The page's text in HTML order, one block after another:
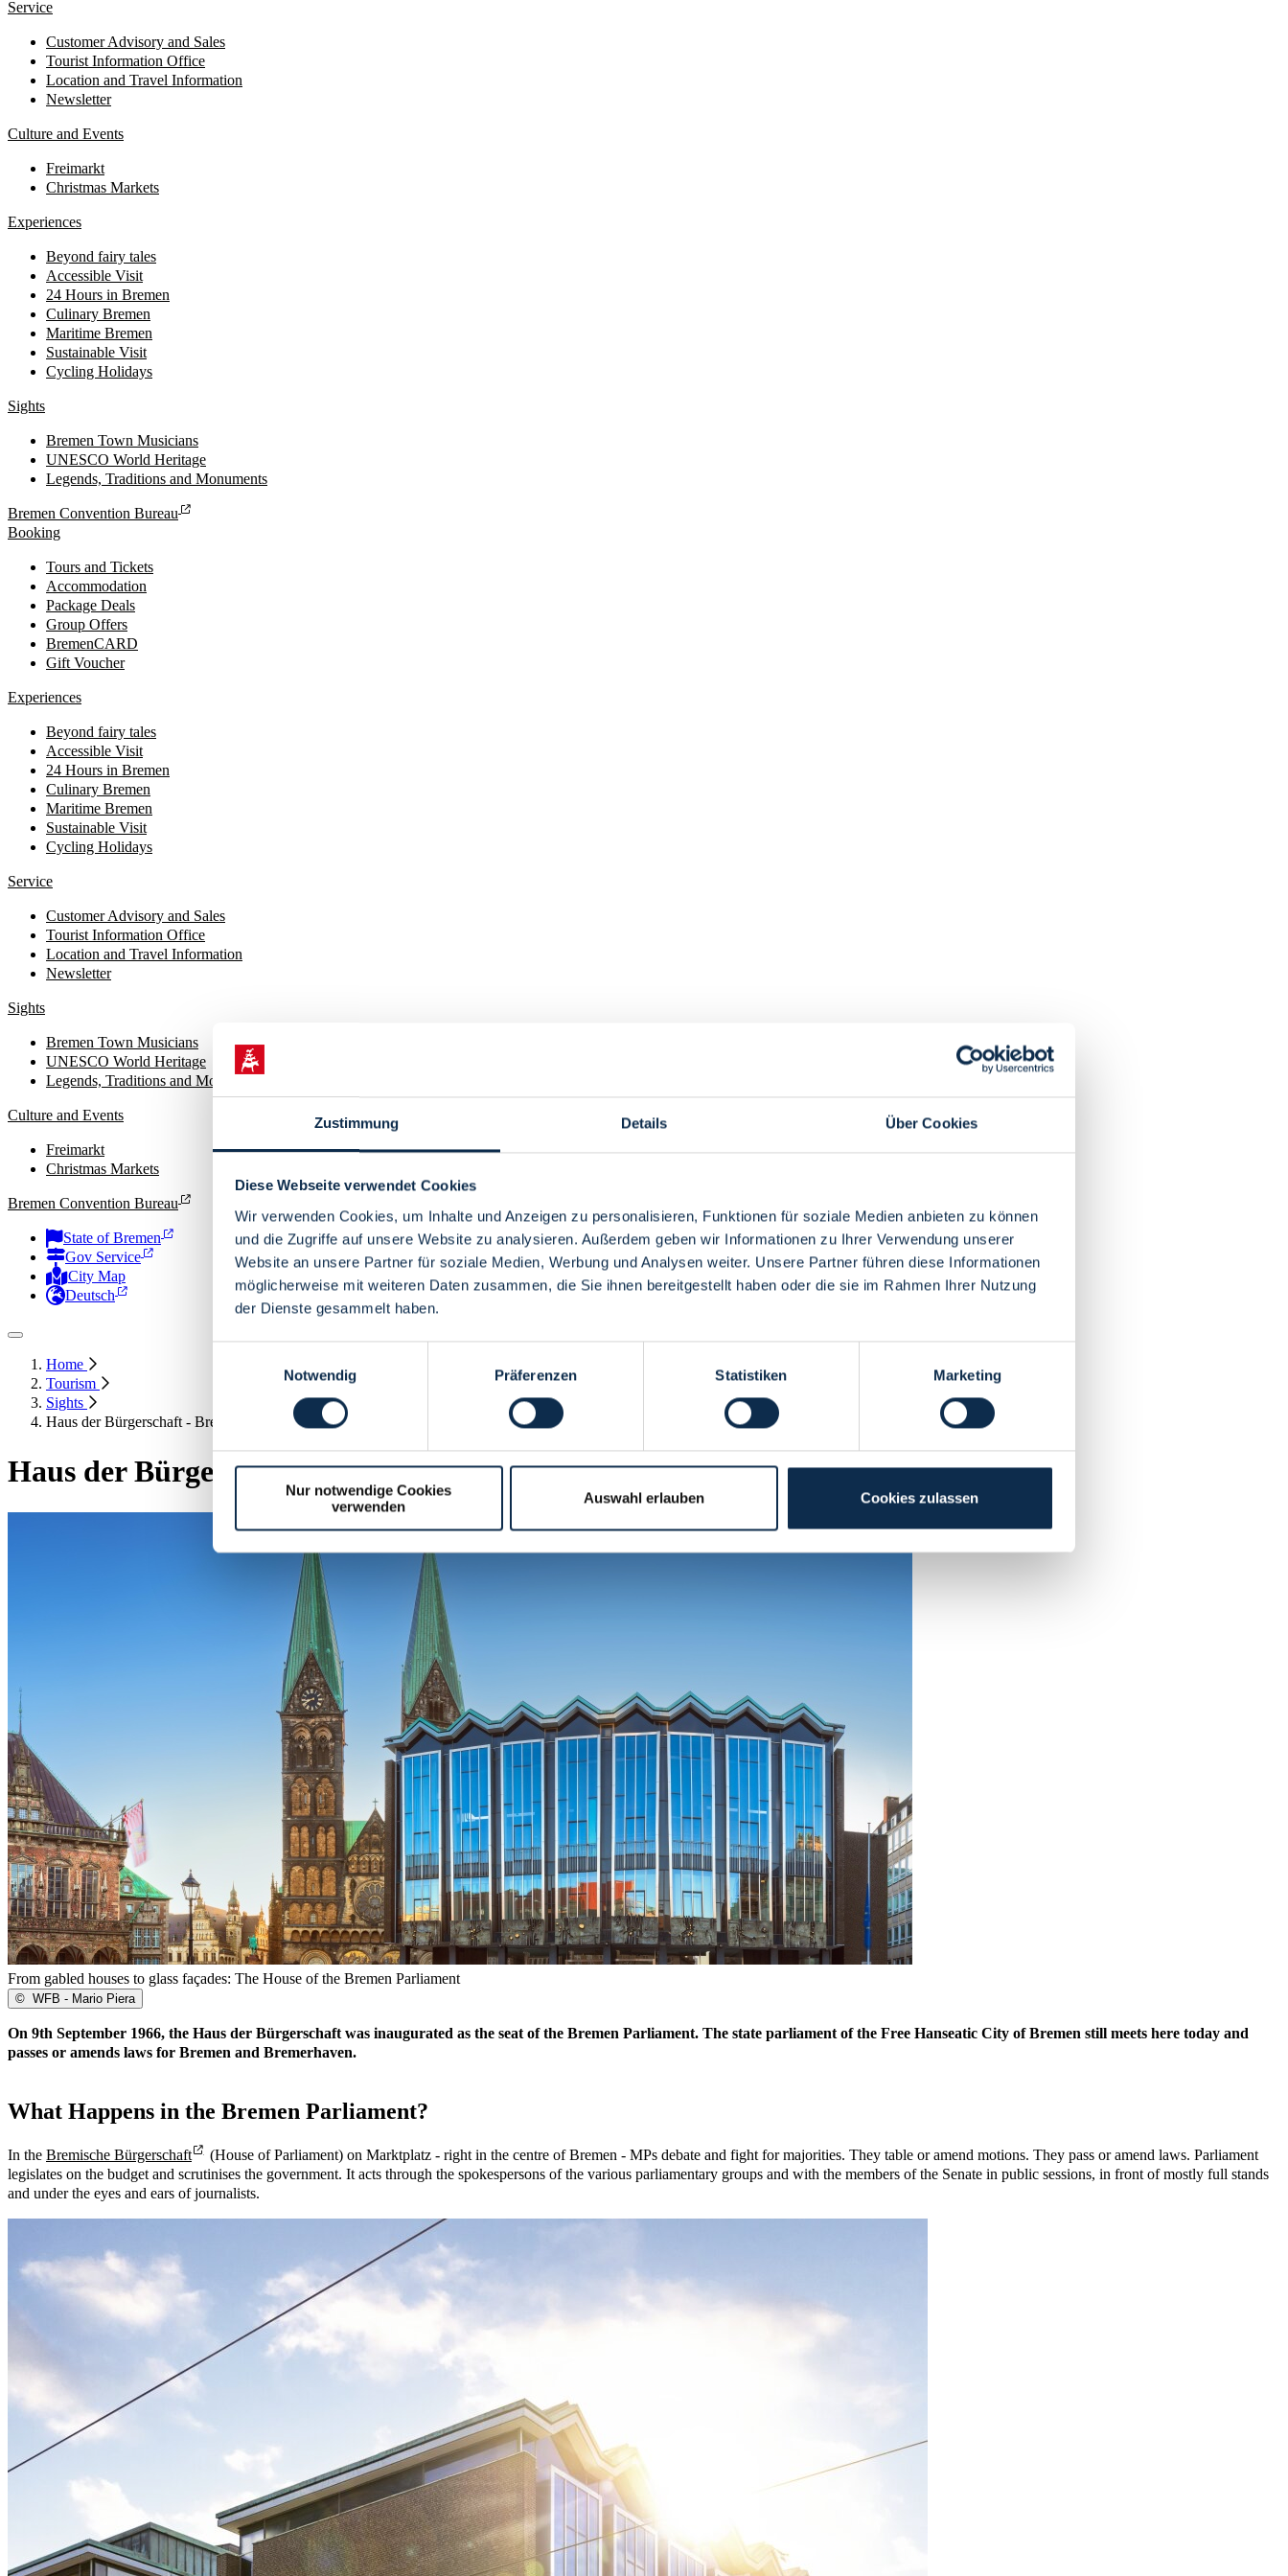
Zustimmung Details Über Cookies
Diese Webseite verwendet Cookies
Wir verwenden Cookies, um Inhalte und Anzeigen zu personalisieren, Funktionen für soziale Medien anbieten zu können
und die Zugriffe auf unsere Website zu analysieren. Außerdem geben wir Informationen zu Ihrer Verwendung unserer
Website an unsere Partner für soziale Medien, Werbung und Analysen weiter. Unsere Partner führen diese Informationen
möglicherweise mit weiteren Daten zusammen, die Sie ihnen bereitgestellt haben oder die sie im Rahmen Ihrer Nutzung
der Dienste gesammelt haben.
Notwendig
Präferenzen Statistiken Marketing
Nur notwendige Cookies
verwenden
Auswahl erlauben Cookies zulassen
Service
Customer Advisory and Sales
Tourist Information Office
Location and Travel Information
Newsletter
Culture and Events
Freimarkt
Christmas Markets
Experiences
Beyond fairy tales
Accessible Visit
24 Hours in Bremen
Culinary Bremen
Maritime Bremen
Sustainable Visit
Cycling Holidays
Sights
Bremen Town Musicians
UNESCO World Heritage
Legends, Traditions and Monuments
Bremen Convention Bureau
Booking
Tours and Tickets
Accommodation
Package Deals
Group Offers
BremenCARD
Gift Voucher
Experiences
Beyond fairy tales
Accessible Visit
24 Hours in Bremen
Culinary Bremen
Maritime Bremen
Sustainable Visit
Cycling Holidays
Service
Customer Advisory and Sales
Tourist Information Office
Location and Travel Information
Newsletter
Sights
Bremen Town Musicians
UNESCO World Heritage
Legends, Traditions and Monuments
Culture and Events
Freimarkt
Christmas Markets
Bremen Convention Bureau
State of Bremen
Gov Service
City Map
Deutsch
Home
Tourism
Sights
Haus der Bürgerschaft - Bremen's State Parliament
Haus der Bürgerschaft - Bremen's State Parliament
From gabled houses to glass façades: The House of the Bremen Parliament
© WFB - Mario Piera
On 9th September 1966, the Haus der Bürgerschaft was inaugurated as the seat of the Bremen Parliament. The state parliament of the Free Hanseatic City of Bremen still meets here today and
passes or amends laws for Bremen and Bremerhaven.
What Happens in the Bremen Parliament?
In the Bremische Bürgerschaft
(House of Parliament) on Marktplatz - right in the centre of Bremen - MPs debate and fight for majorities. They table or amend motions. They pass or amend laws. Parliament
legislates on the budget and scrutinises the government. It acts through the spokespersons of the various parliamentary groups and with the members of the Senate in public sessions, in front of mostly full stands
and under the eyes and ears of journalists.